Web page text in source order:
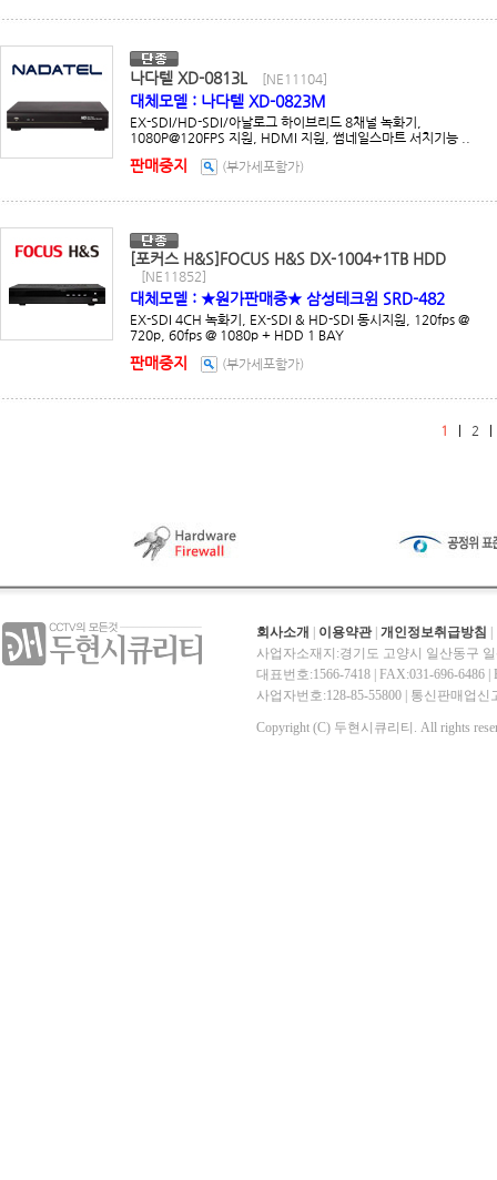
나다텔 XD-0813L [NE11104]
대체모델 : 나다텔 XD-0823M
EX-SDI/HD-SDI/아날로그 하이브리드 8채널 녹화기,
1080P@120FPS 지원, HDMI 지원, 썸네일스마트 서치기능 ..
판매중지 (부가세포함가)
[포커스 H&S]FOCUS H&S DX-1004+1TB HDD
[NE11852]
대체모델 : ★원가판매중★ 삼성테크윈 SRD-482
EX-SDI 4CH 녹화기, EX-SDI & HD-SDI 동시지원, 120fps @
720p, 60fps @ 1080p + HDD 1 BAY
판매중지 (부가세포함가)
1 | 2
회사소개 이용약관| 개인정보취급방침
사업자소재지:경기도 고양시 일산동구
대표번호:1566-7418 | FAX:031-696-6486 |
사업자번호:128-85-55800 | 통신판매업
Copyright (C) 두현시큐리티. All rights